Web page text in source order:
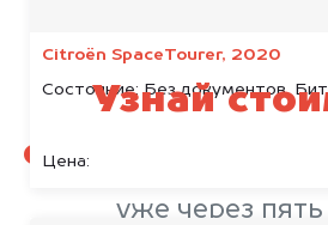
Citroën SpaceTourer, 2020
Состояние:Без документов,
Цена:
Узнай
своего
уже через